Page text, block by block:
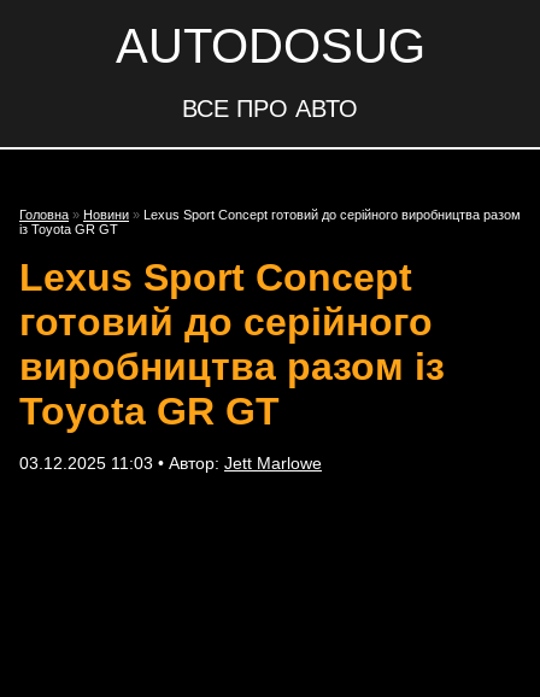
AUTODOSUG
ВСЕ ПРО АВТО
Головна » Новини » Lexus Sport Concept готовий до серійного виробництва разом
із Toyota GR GT
Lexus Sport Concept
готовий до серійного
виробництва разом із
Toyota GR GT
03.12.2025 11:03 • Автор: Jett Marlowe